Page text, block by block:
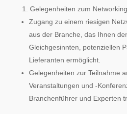
Gelegenheiten zum
Zugang zu einem riesigen
aus der Branche, das Ihnen
Gleichgesinnten, potenziellen
Lieferanten ermöglicht.
Gelegenheiten zur Teilnahme
Veranstaltungen und -
Branchenführer und Experten